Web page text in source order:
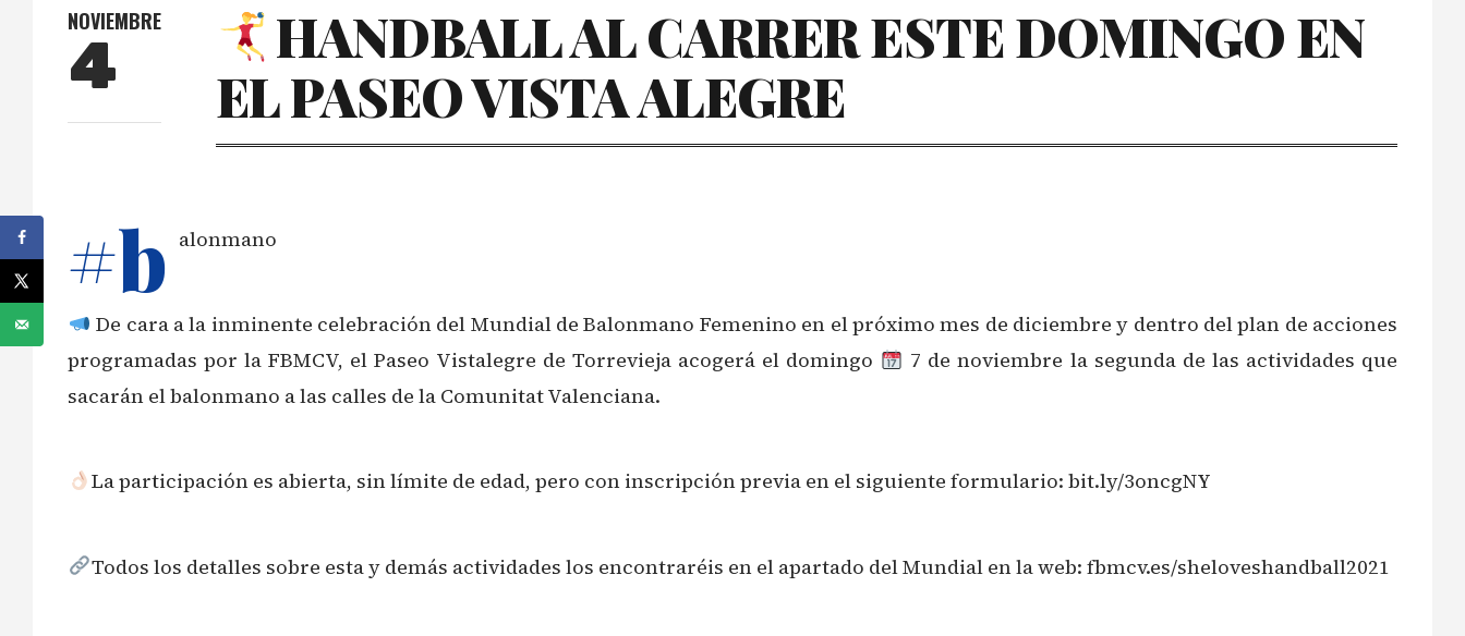
NOVIEMBRE
4
HANDBALL AL CARRER ESTE DOMINGO EN
EL PASEO VISTA ALEGRE
#b alonmano
De cara a la inminente celebración del Mundial de Balonmano Femenino en el próximo mes de diciembre y dentro del plan de acciones
programadas por la FBMCV, el Paseo Vistalegre de Torrevieja acogerá el domingo
7 de noviembre la segunda de las actividades que
sacarán el balonmano a las calles de la Comunitat Valenciana.
La participación es abierta, sin límite de edad, pero con inscripción previa en el siguiente formulario: bit.ly/3oncgNY
Todos los detalles sobre esta y demás actividades los encontraréis en el apartado del Mundial en la web: fbmcv.es/sheloveshandball2021